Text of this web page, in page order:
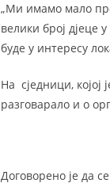
„Ми имамо мало
велики број дјеце
буде у интересу
На сједници, којој
разговарало и о
Договорено је да